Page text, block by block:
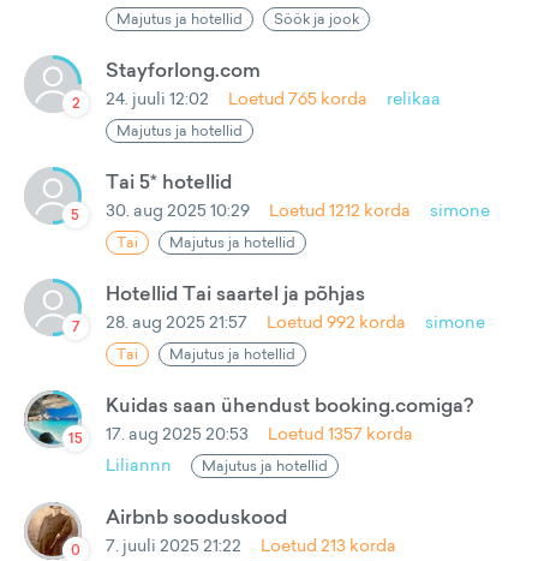
Majutus ja hotellid Söök ja jook
2
Stayforlong.com
24. juuli 12:02 Loetud 765 korda relikaa
Majutus ja hotellid
5
Tai 5* hotellid
30. aug 2025 10:29 Loetud 1212 korda simone
Tai Majutus ja hotellid
7
Hotellid Tai saartel ja põhjas
28. aug 2025 21:57 Loetud 992 korda simone
Tai Majutus ja hotellid
15
Kuidas saan ühendust booking.comiga?
17. aug 2025 20:53 Loetud 1357 korda
Liliannn
Majutus ja hotellid
0
Airbnb sooduskood
7. juuli 2025 21:22 Loetud 213 korda